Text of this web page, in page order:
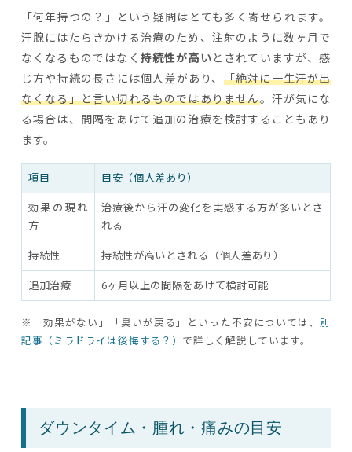
「何年持つの？」という疑問はとても多く寄せられます。
汗腺にはたらきかける治療のため、注射のように数ヶ月で
なくなるものではなく 持続性が高い とされていますが、感
じ方や持続の長さには個人差があり、 「絶対に一生汗が出
なくなる」と言い切れるものではありません。汗が気にな
る場合は、間隔をあけて追加の治療を検討することもあり
ます。
項目 目安（個人差あり）
効果の現れ
方
治療後から汗の変化を実感する方が多いとさ
れる
持続性 持続性が高いとされる（個人差あり）
追加治療 6ヶ月以上の間隔をあけて検討可能
※「効果がない」「臭いが戻る」といった不安については、 別
記事（ミラドライは後悔する？） で詳しく解説しています。
ダウンタイム・腫れ・痛みの目安